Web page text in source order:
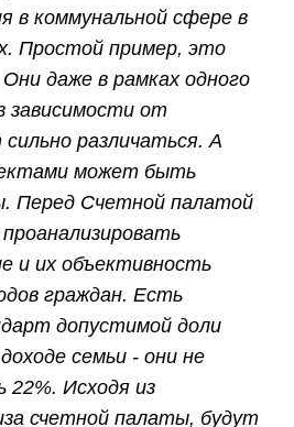
в коммунальной сфере в
Простой пример, это
даже в рамках одного
зависимости от
различаться. А
может быть
Перед Счетной палатой
и их объективность
граждан. Есть
допустимой доли
семьи - они не
Исходя из
счетной палаты, будут